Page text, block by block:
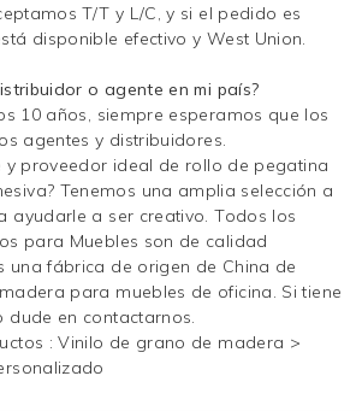
T/T y L/C, y si el pedido es
disponible efectivo y West Union.
o agente en mi país?
10 años, siempre esperamos que los
agentes y distribuidores.
y proveedor ideal de rollo de pegatina
Tenemos una amplia selección a
ayudarle a ser creativo. Todos los
para Muebles son de calidad
una fábrica de origen de China de
para muebles de oficina. Si tiene
dude en contactarnos.
:Vinilo de grano de madera >